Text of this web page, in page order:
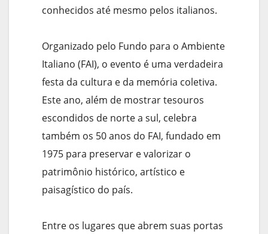
conhecidos até mesmo pelos italianos.
Organizado pelo Fundo para o Ambiente
Italiano (FAI), o evento é uma verdadeira
festa da cultura e da memória coletiva.
Este ano, além de mostrar tesouros
escondidos de norte a sul, celebra
também os 50 anos do FAI, fundado em
1975 para preservar e valorizar o
patrimônio histórico, artístico e
paisagístico do país.
Entre os lugares que abrem suas portas